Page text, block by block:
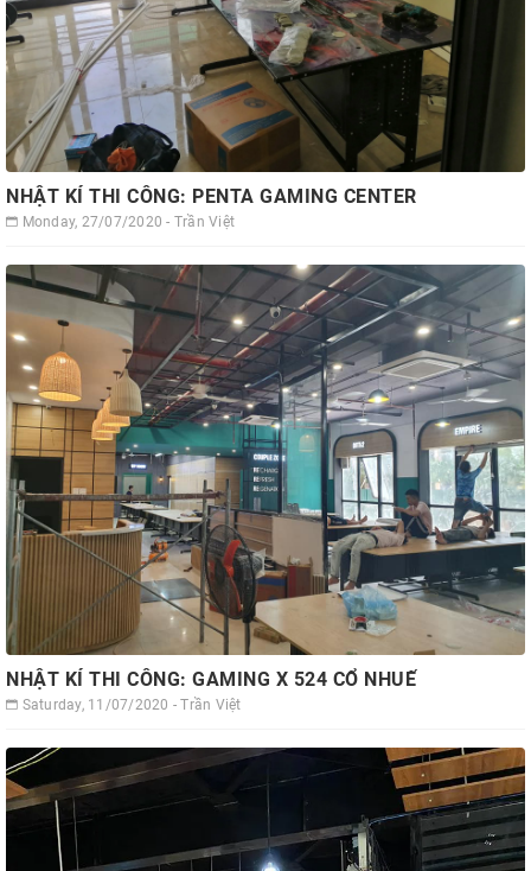
NHẬT KÍ THI CÔNG: PENTA GAMING CENTER
Monday, 27/07/2020 - Trần Việt
NHẬT KÍ THI CÔNG: GAMING X 524 CỔ NHUẾ
Saturday, 11/07/2020 - Trần Việt